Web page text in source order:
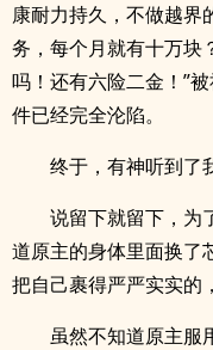
康耐力持久，不做越界
务，每个月就有十万
吗！还有六险二金！”
件已经完全沦陷。
终于，有神听到了
说留下就留下，为
道原主的身体里面换了
把自己裹得严严实实的
虽然不知道原主服